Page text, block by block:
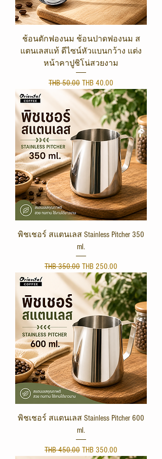
ช้อนตักฟองนม ช้อนปาดฟองนม ส
แตนเลสแท้ ดีไซน์หัวแบนกว้าง แต่ง
หน้าคาปูชิโน่สวยงาม
Regular Price
THB 50.00 Sale Price
THB 40.00
พิชเชอร์ สแตนเลส Stainless Pitcher 350
ml.
Regular Price
THB 350.00 Sale Price
THB 250.00
พิชเชอร์ สแตนเลส Stainless Pitcher 600
ml.
Regular Price
THB 450.00 Sale Price
THB 350.00